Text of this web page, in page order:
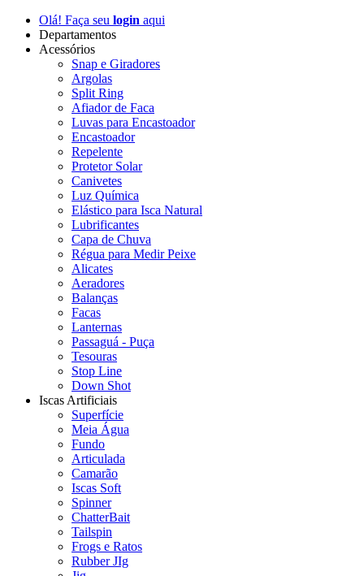
Olá! Faça seu login aqui
Departamentos
Acessórios
Snap e Giradores
Argolas
Split Ring
Afiador de Faca
Luvas para Encastoador
Encastoador
Repelente
Protetor Solar
Canivetes
Luz Química
Elástico para Isca Natural
Lubrificantes
Capa de Chuva
Régua para Medir Peixe
Alicates
Aeradores
Balanças
Facas
Lanternas
Passaguá - Puça
Tesouras
Stop Line
Down Shot
Iscas Artificiais
Superfície
Meia Água
Fundo
Articulada
Camarão
Iscas Soft
Spinner
ChatterBait
Tailspin
Frogs e Ratos
Rubber JIg